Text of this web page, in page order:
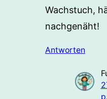
Wachstuch,
nachgenäht!
Antworten